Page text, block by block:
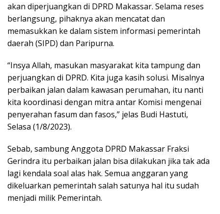
akan diperjuangkan di DPRD Makassar. Selama reses
berlangsung, pihaknya akan mencatat dan
memasukkan ke dalam sistem informasi pemerintah
daerah (SIPD) dan Paripurna.
“Insya Allah, masukan masyarakat kita tampung dan
perjuangkan di DPRD. Kita juga kasih solusi. Misalnya
perbaikan jalan dalam kawasan perumahan, itu nanti
kita koordinasi dengan mitra antar Komisi mengenai
penyerahan fasum dan fasos,” jelas Budi Hastuti,
Selasa (1/8/2023).
Sebab, sambung Anggota DPRD Makassar Fraksi
Gerindra itu perbaikan jalan bisa dilakukan jika tak ada
lagi kendala soal alas hak. Semua anggaran yang
dikeluarkan pemerintah salah satunya hal itu sudah
menjadi milik Pemerintah.